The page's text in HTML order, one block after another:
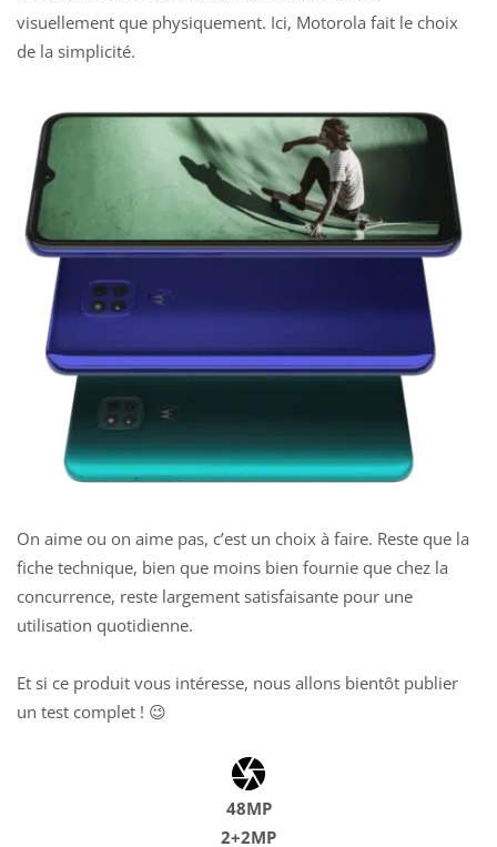
visuellement que physiquement. Ici, Motorola fait le choix
de la simplicité.
On aime ou on aime pas, c’est un choix à faire. Reste que la
fiche technique, bien que moins bien fournie que chez la
concurrence, reste largement satisfaisante pour une
utilisation quotidienne.
Et si ce produit vous intéresse, nous allons bientôt publier
un test complet ! 😉
48MP
2+2MP